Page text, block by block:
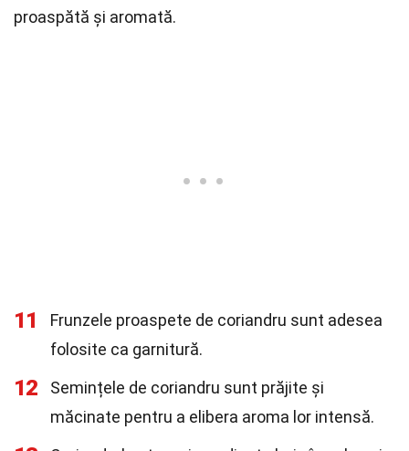
proaspătă și aromată.
11
Frunzele proaspete de coriandru sunt adesea
folosite ca garnitură.
12
Semințele de coriandru sunt prăjite și
măcinate pentru a elibera aroma lor intensă.